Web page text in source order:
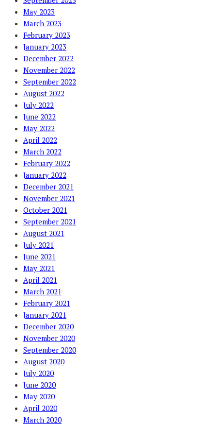
May 2023
March 2023
February 2023
January 2023
December 2022
November 2022
September 2022
August 2022
July 2022
June 2022
May 2022
April 2022
March 2022
February 2022
January 2022
December 2021
November 2021
October 2021
September 2021
August 2021
July 2021
June 2021
May 2021
April 2021
March 2021
February 2021
January 2021
December 2020
November 2020
September 2020
August 2020
July 2020
June 2020
May 2020
April 2020
March 2020